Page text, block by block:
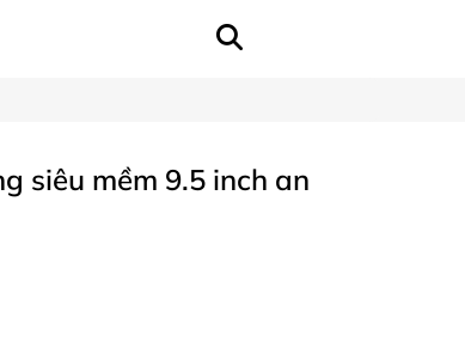
siêu mềm 9.5 inch an